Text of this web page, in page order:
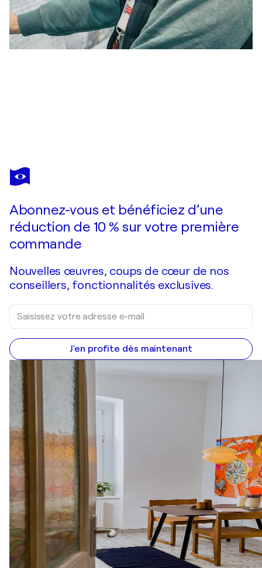
ROGER KÖNIG
"1371 Innocence"
Abonnez-vous et bénéficiez d’une
réduction de 10 % sur votre première
commande
Nouvelles œuvres, coups de cœur de nos
conseillers, fonctionnalités exclusives.
J'en profite dès maintenant